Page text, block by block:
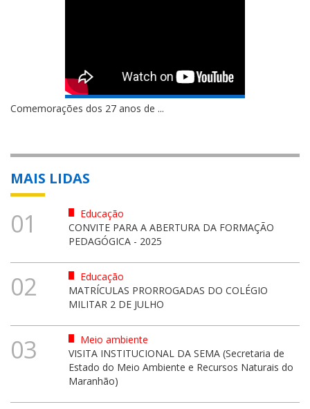
Comemorações dos 27 anos de ...
MAIS LIDAS
01
Educação
CONVITE PARA A ABERTURA DA FORMAÇÃO
PEDAGÓGICA - 2025
02
Educação
MATRÍCULAS PRORROGADAS DO COLÉGIO
MILITAR 2 DE JULHO
03
Meio ambiente
VISITA INSTITUCIONAL DA SEMA (Secretaria de
Estado do Meio Ambiente e Recursos Naturais do
Maranhão)